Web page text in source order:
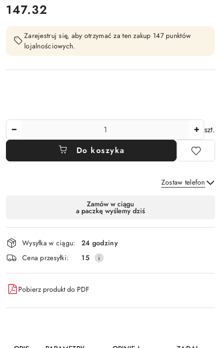
cena:
147.32
Zarejestruj się, aby otrzymać za ten zakup 147 punktów
lojalnościowych.
szt.
Do koszyka
Zostaw telefon
Wyślij
dostawa
Zamów w ciągu
a paczkę wyślemy dziś
Wysyłka w ciągu:
24 godziny
Cena przesyłki:
15
Pobierz produkt do PDF